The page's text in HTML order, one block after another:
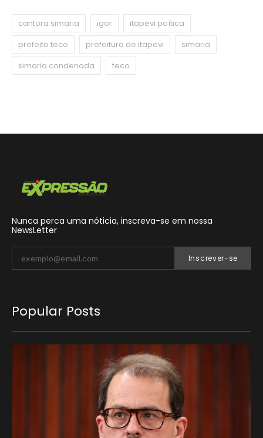
cantora simaria igor
itapevi poítica
prefeito teco
prefeitura de itapevi
simaria
simaria condenada
teco
Nunca perca uma nóticia, inscreva-se em nossa
NewsLetter
Inscrever-se
Popular Posts